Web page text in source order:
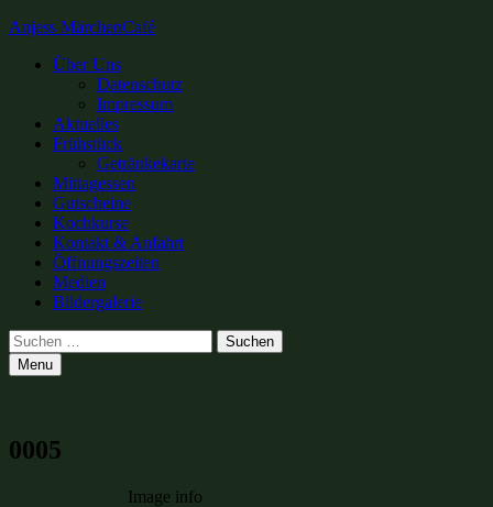
Anjess MärchenCafé
Primary
Über Uns
Datenschutz
Impressum
Aktuelles
Frühstück
Getränkekarte
Mittagessen
Gutscheine
Kochkurse
Kontakt & Anfahrt
Öffnungszeiten
Medien
Bildergalerie
Search
Suchen
nach:
Menu
0005
Image info